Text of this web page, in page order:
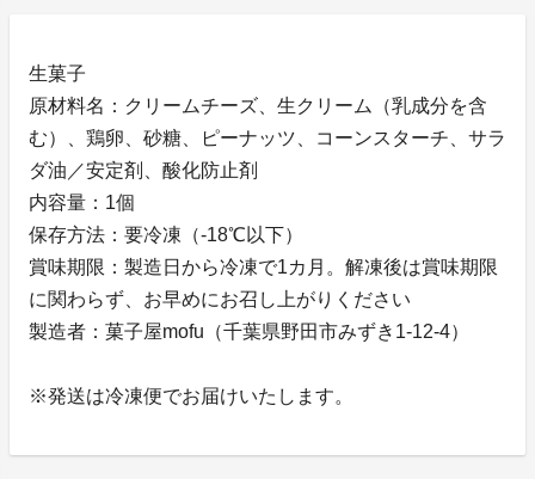
生菓子
原材料名：クリームチーズ、生クリーム（乳成分を含
む）、鶏卵、砂糖、ピーナッツ、コーンスターチ、サラ
ダ油／安定剤、酸化防止剤
内容量：1個
保存方法：要冷凍（-18℃以下）
賞味期限：製造日から冷凍で1カ月。解凍後は賞味期限
に関わらず、お早めにお召し上がりください
製造者：菓子屋mofu（千葉県野田市みずき1-12-4）
※発送は冷凍便でお届けいたします。